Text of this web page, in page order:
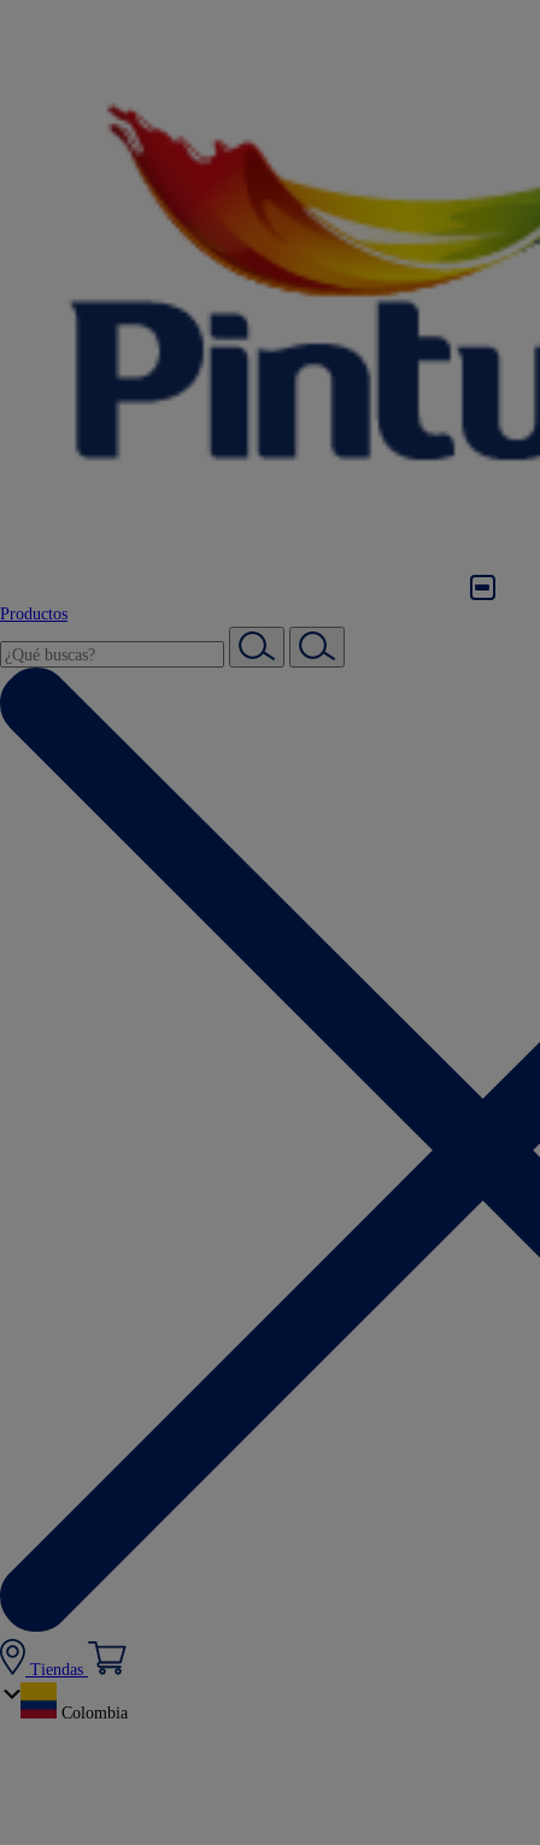
Productos
Tiendas
Colombia